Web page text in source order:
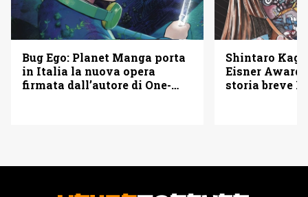
Bug Ego: Planet Manga porta
in Italia la nuova opera
firmata dall’autore di One-
Shintaro
Eisner
storia breve